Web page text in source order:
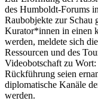
des Humboldt-Forums
Raubobjekte zur Schau
Kurator*innen in einen
werden, meldete sich
Ressourcen und des
Videobotschaft zu
Rückführung seien
diplomatische Kanäle
werden.